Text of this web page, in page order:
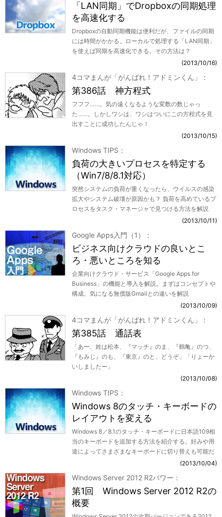
「LAN同期」でDropboxの同期処理
を高速化する
Dropboxの自動同期機能は便利だが、ファイルの同期
には時間がかかる。ローカルで処理する「LAN同期」
を使えば同期を高速化できる。その方法は？
2013/10/16
4コマまんが「がんばれ！アドミンくん」
第386話 神方程式
フフフ……。気の遠くなるような変数の数じゃっ
た……。しかしワシは、ワシはついにこの方程式を見
出すことに成功したんじゃ！
2013/10/15
Windows TIPS
負荷の大きいプロセスを特定する
（Win7/8/8.1対応）
突然システムの負荷が重くなったら、ウイルスの感染
拡大やシステム破壊が原因かも？ 負荷を高めているプ
ロセスをタスク・マネージャで見つける方法を解説
2013/10/11
Google Apps入門（1）
ビジネス向けクラウドの良いとこ
ろ・悪いところを知る
企業向けクラウド・サービス「Google Apps for
Business」の機能と導入を解説。まずはコンセプトや
構成、気になる無償版Gmailとの違いを解説
2013/10/09
4コマまんが「がんばれ！アドミンくん」
第385話 通話表
「あー、姓は松本、『マッチ』のま、『鶴亀』のつ、
『もみじ』のも、『東京』のと、どうぞ」「りょーか
いしましたー」
2013/10/08
Windows TIPS
Windows 8のタッチ・キーボードの
レイアウトを変える
Windows 8／8.1のタッチ・キーボードに日本語109相
当のキーボードを追加する方法を紹介する。好みや用
途によってさまざまなキーボードに切り替えも可能だ
2013/10/04
Windows Server 2012 R2パワー
第1回 Windows Server 2012 R2の
概要